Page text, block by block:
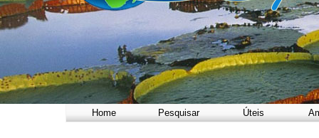
Home Pesquisar Úteis